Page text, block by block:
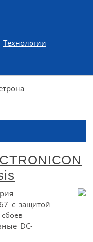
Технологии
c защитой
DC-